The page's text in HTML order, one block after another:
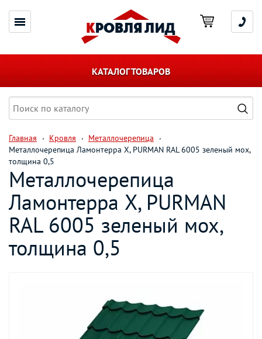
КАТАЛОГ ТОВАРОВ
Главная Кровля
Металлочерепица
Металлочерепица Ламонтерра X, PURMAN RAL 6005 зеленый мох,
толщина 0,5
Металлочерепица
Ламонтерра X, PURMAN
RAL 6005 зеленый мох,
толщина 0,5